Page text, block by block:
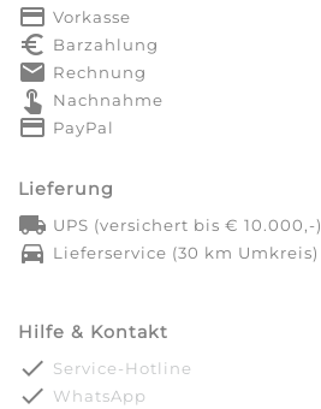
payment Vorkasse
euro_symbol Barzahlung
markunread Rechnung
touch_app Nachnahme
credit_card PayPal
Lieferung
local_shipping UPS (versichert bis € 10.000,-)
directions_car Lieferservice (30 km Umkreis)
Hilfe & Kontakt
done Service-Hotline
done WhatsApp